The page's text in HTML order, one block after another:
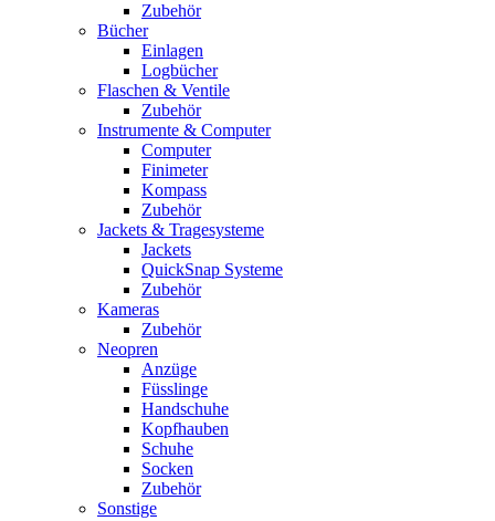
Zubehör
Bücher
Einlagen
Logbücher
Flaschen & Ventile
Zubehör
Instrumente & Computer
Computer
Finimeter
Kompass
Zubehör
Jackets & Tragesysteme
Jackets
QuickSnap Systeme
Zubehör
Kameras
Zubehör
Neopren
Anzüge
Füsslinge
Handschuhe
Kopfhauben
Schuhe
Socken
Zubehör
Sonstige